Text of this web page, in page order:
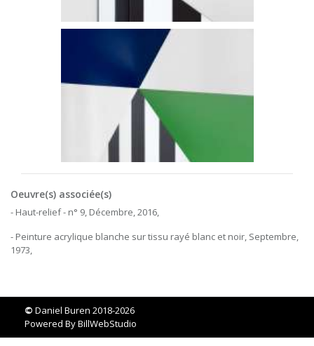
Oeuvre(s) associée(s)
- Haut-relief - n° 9, Décembre, 2016,
- Peinture acrylique blanche sur tissu rayé blanc et noir, Septembre,
1973,
© Daniel Buren 2018-2026
Powered ByBillWebStudio